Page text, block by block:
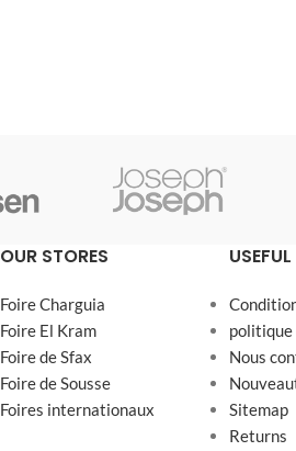
OUR STORES
Foire Charguia
Foire El Kram
Foire de Sfax
Foire de Sousse
Foires internationaux
Nous
Sitemap
Returns